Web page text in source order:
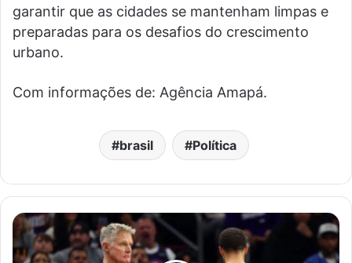
garantir que as cidades se mantenham limpas e
preparadas para os desafios do crescimento
urbano.
Com informações de: Agência Amapá.
brasil Política